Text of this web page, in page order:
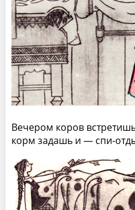
Вечером коров
корм задашь и — спи-